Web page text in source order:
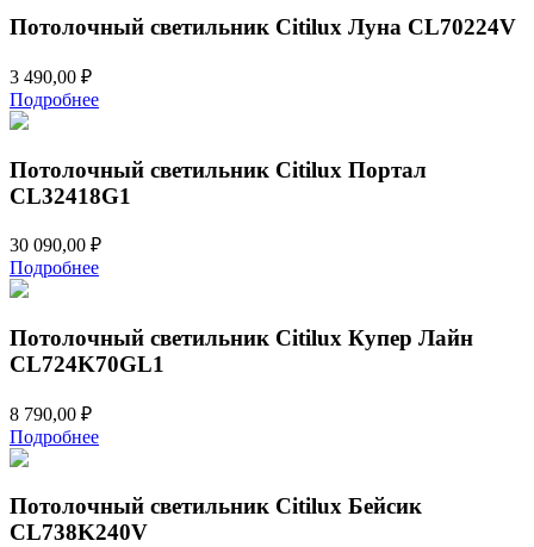
590,00 ₽.
Потолочный светильник Citilux Луна CL70224V
3 490,00 ₽
Подробнее
Потолочный светильник Citilux Портал
CL32418G1
30 090,00 ₽
Подробнее
Потолочный светильник Citilux Купер Лайн
CL724K70GL1
8 790,00 ₽
Подробнее
Потолочный светильник Citilux Бейсик
CL738K240V